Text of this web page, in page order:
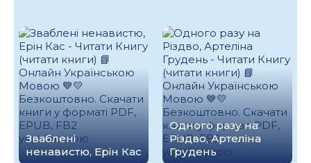
Зваблені
ненавистю, Ерін Кас
Одного разу на
Різдво, Артеліна
Грудень